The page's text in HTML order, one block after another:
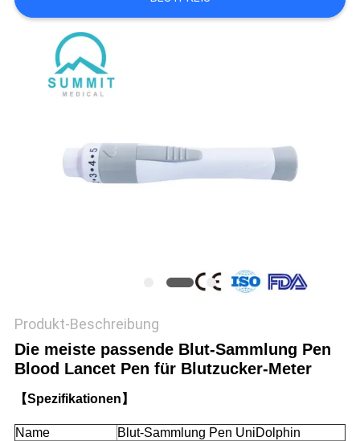
UNS
VERBINDUNG
POLICY
Produkt-Beschreibung
Die meiste passende Blut-Sammlung Pen
Blood Lancet Pen für Blutzucker-Meter
【Spezifikationen】
Name
Blut-Sammlung Pen UniDolphin